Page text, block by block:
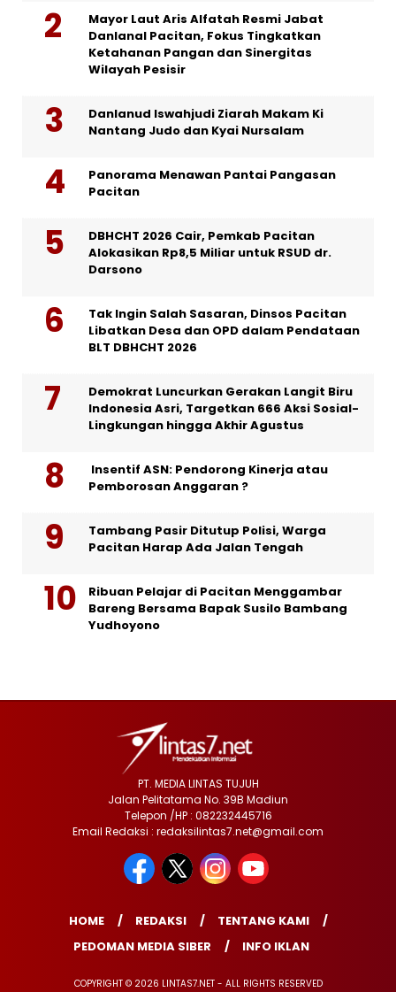
Mayor Laut Aris Alfatah Resmi Jabat
Danlanal Pacitan, Fokus Tingkatkan
Ketahanan Pangan dan Sinergitas
Wilayah Pesisir
Danlanud Iswahjudi Ziarah Makam Ki
Nantang Judo dan Kyai Nursalam
Panorama Menawan Pantai Pangasan
Pacitan
DBHCHT 2026 Cair, Pemkab Pacitan
Alokasikan Rp8,5 Miliar untuk RSUD dr.
Darsono
Tak Ingin Salah Sasaran, Dinsos Pacitan
Libatkan Desa dan OPD dalam Pendataan
BLT DBHCHT 2026
Demokrat Luncurkan Gerakan Langit Biru
Indonesia Asri, Targetkan 666 Aksi Sosial-
Lingkungan hingga Akhir Agustus
Insentif ASN: Pendorong Kinerja atau
Pemborosan Anggaran ?
Tambang Pasir Ditutup Polisi, Warga
Pacitan Harap Ada Jalan Tengah
Ribuan Pelajar di Pacitan Menggambar
Bareng Bersama Bapak Susilo Bambang
Yudhoyono
PT. MEDIA LINTAS TUJUH
Jalan Pelitatama No. 39B Madiun
Telepon /HP : 082232445716
Email Redaksi : redaksilintas7.net@gmail.com
HOME REDAKSI
TENTANG KAMI
PEDOMAN MEDIA SIBER
INFO IKLAN
COPYRIGHT © 2026 LINTAS7.NET - ALL RIGHTS RESERVED